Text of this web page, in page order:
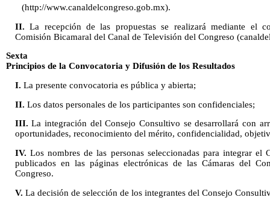
(http://www.canaldelcongreso.gob.mx).
II.La recepción de las propuestas se realizará mediante el
Comisión Bicamaral del Canal de Televisión del Congreso
Sexta
Principios de la Convocatoria y Difusión de los Resultados
I. La presente convocatoria es pública y abierta;
II. Los datos personales de los participantes son confidenciales;
III. La integración del Consejo Consultivo se desarrollará con
oportunidades, reconocimiento del mérito, confidencialidad,
IV. Los nombres de las personas seleccionadas para integrar el
publicados en las páginas electrónicas de las Cámaras del
Congreso.
V. La decisión de selección de los integrantes del Consejo